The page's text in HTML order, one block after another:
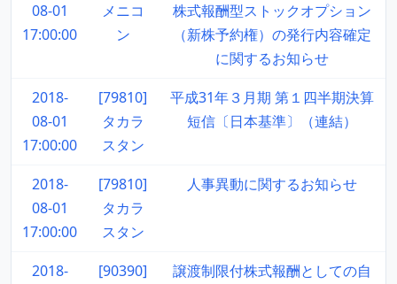
08-01
17:00:00
メニコ
ン
株式報酬型ストックオプション
（新株予約権）の発行内容確定
に関するお知らせ
2018-
08-01
17:00:00
[79810]
タカラ
スタン
平成31年３月期 第１四半期決算
短信〔日本基準〕（連結）
2018-
08-01
17:00:00
[79810]
タカラ
スタン
人事異動に関するお知らせ
2018-
[90390]
譲渡制限付株式報酬としての自